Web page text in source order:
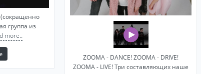
группа из
more..
ZOOMA - DANCE! ZOOMA - DRIVE!
ZOOMA - LIVE! Три составляющих наше